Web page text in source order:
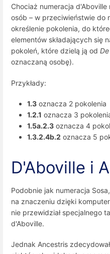
Chociaż numeracja d'Aboville
osób – w przeciwieństwie do
określenie pokolenia, do
elementów składających się
pokoleń, które dzielą ją od
oznaczaną osobę).
Przykłady:
1.3 oznacza 2 pokolenia
1.2.1 oznacza 3
1.5a.2.3 oznacza 4
1.3.2.4b.2 oznacza 5
D'Aboville i
Podobnie jak numeracja
na znaczeniu dzięki
nie przewidział specjalnego
d'Aboville.
Jednak Ancestris